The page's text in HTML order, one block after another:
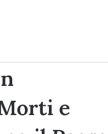
e